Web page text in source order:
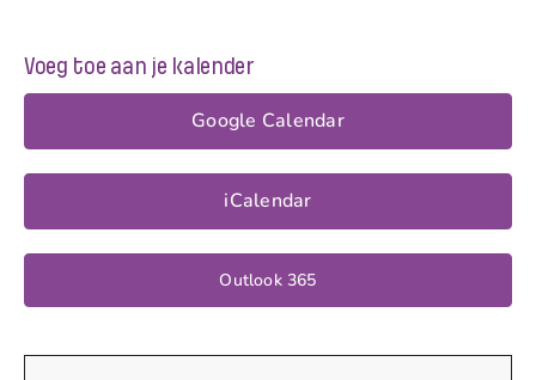
Voeg toe aan je kalender
Google Calendar
iCalendar
Outlook 365